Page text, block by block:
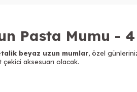
Pasta Mumu -
beyaz uzun mumlar, özel
çekici aksesuarı olacak.